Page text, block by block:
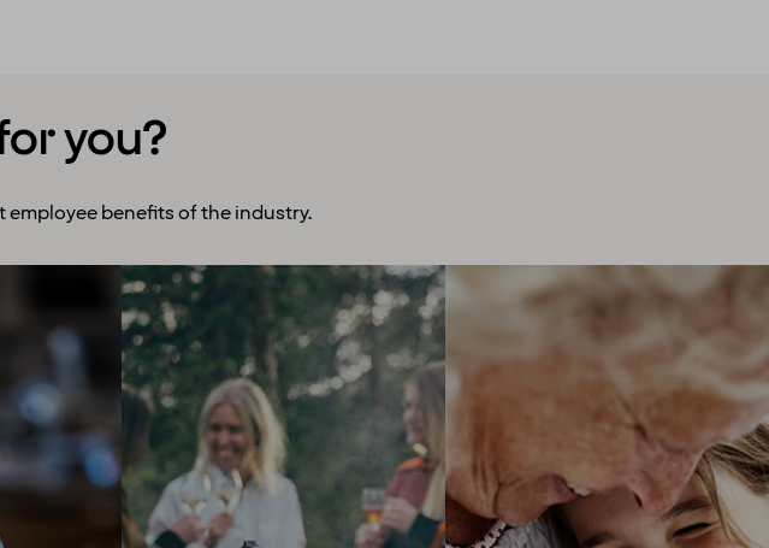
you?
employee benefits of the industry.
hotels
offer
Explore more
We encourage you to get out
Open mind, open